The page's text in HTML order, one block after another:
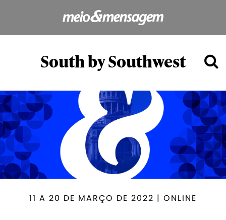
South by Southwest
11 A 20 DE MARÇO DE 2022 | ONLINE